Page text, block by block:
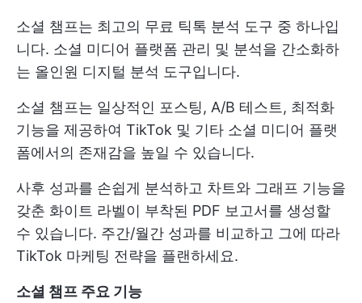
소셜 챔프는 최고의 무료 틱톡 분석 도구 중 하나입
니다. 소셜 미디어 플랫폼 관리 및 분석을 간소화하
는 올인원 디지털 분석 도구입니다.
소셜 챔프는 일상적인 포스팅, A/B 테스트, 최적화
기능을 제공하여 TikTok 및 기타 소셜 미디어 플랫
폼에서의 존재감을 높일 수 있습니다.
사후 성과를 손쉽게 분석하고 차트와 그래프 기능을
갖춘 화이트 라벨이 부착된 PDF 보고서를 생성할
수 있습니다. 주간/월간 성과를 비교하고 그에 따라
TikTok 마케팅 전략을 플랜하세요.
소셜 챔프 주요 기능